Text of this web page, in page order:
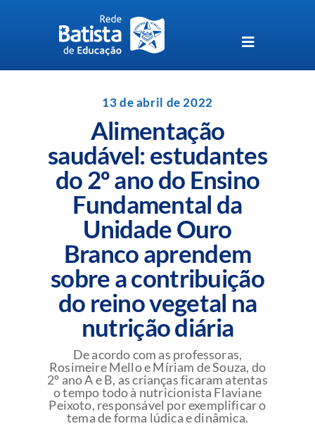
Toggle
Navigation
Perguntas Frequentes
Blog da Rede Batista
13 de abril de 2022
Alimentação
saudável: estudantes
do 2º ano do Ensino
Fundamental da
Unidade Ouro
Branco aprendem
sobre a contribuição
do reino vegetal na
nutrição diária
De acordo com as professoras,
Rosimeire Mello e Míriam de Souza, do
2º ano A e B, as crianças ficaram atentas
o tempo todo à nutricionista Flaviane
Peixoto, responsável por exemplificar o
tema de forma lúdica e dinâmica.